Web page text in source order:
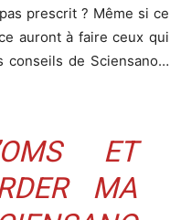
prescrit ? Même si ce
auront à faire ceux qui
conseils de Sciensano…
ET
MA